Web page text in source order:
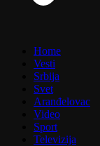
Home
Vesti
Srbija
Svet
Aranđelovac
Video
Sport
Televizija